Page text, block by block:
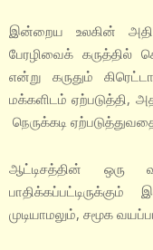
இன்றைய உலகின் அதி
பேரழிவைக் கருத்தில்
என்று கருதும்
மக்களிடம் ஏற்படுத்தி,
நெருக்கடி
ஆட்டிசத்தின் ஒரு
முடியாமலும், சமூக